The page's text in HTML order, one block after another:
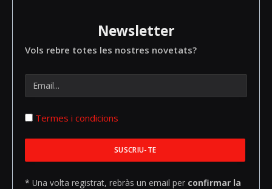
Newsletter
Vols rebre totes les nostres novetats?
Termes i condicions
* Una volta registrat, rebràs un email per confirmar la